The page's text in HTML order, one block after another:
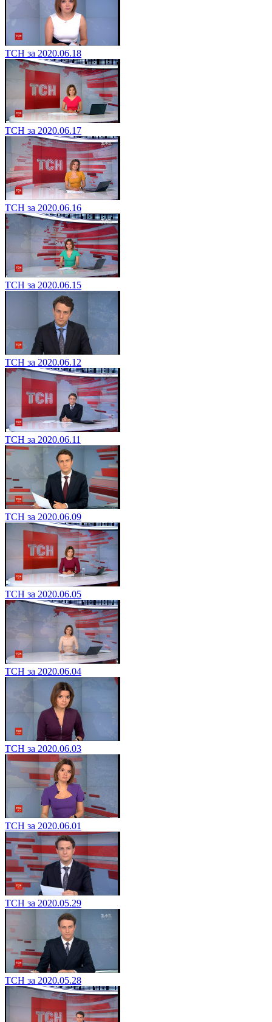
ТСН за 2020.06.18
ТСН за 2020.06.17
ТСН за 2020.06.16
ТСН за 2020.06.15
ТСН за 2020.06.12
ТСН за 2020.06.11
ТСН за 2020.06.09
ТСН за 2020.06.05
ТСН за 2020.06.04
ТСН за 2020.06.03
ТСН за 2020.06.01
ТСН за 2020.05.29
ТСН за 2020.05.28